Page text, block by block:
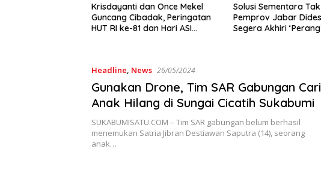
Krisdayanti dan Once Mekel
Guncang Cibadak, Peringatan
HUT RI ke-81 dan Hari ASI
Solusi Sementara Tak Cukup!
Pemprov Jabar Didesak
Segera Akhiri ‘Perang’ Trayek
Headline News 26/05/2024
Gunakan Drone, Tim SAR Gabungan Cari
Anak Hilang di Sungai Cicatih Sukabumi
SUKABUMISATU.COM – Tim SAR gabungan belum berhasil
menemukan Satria Jibran Destiawan Saputra (14), seorang
anak…